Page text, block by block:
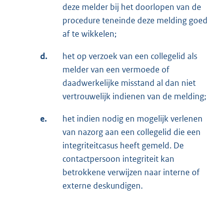
deze melder bij het doorlopen van de
procedure teneinde deze melding goed
af te wikkelen;
d.
het op verzoek van een collegelid als
melder van een vermoede of
daadwerkelijke misstand al dan niet
vertrouwelijk indienen van de melding;
e.
het indien nodig en mogelijk verlenen
van nazorg aan een collegelid die een
integriteitcasus heeft gemeld. De
contactpersoon integriteit kan
betrokkene verwijzen naar interne of
externe deskundigen.